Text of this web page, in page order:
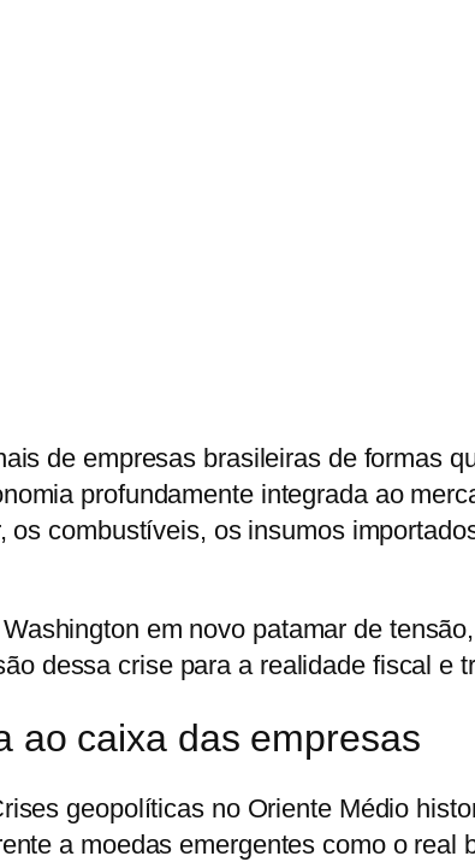
de empresas brasileiras de formas
profundamente integrada ao
combustíveis, os insumos
em novo patamar de
dessa crise para a realidade fiscal e
ao caixa das empresas
geopolíticas no Oriente Médio
a moedas emergentes como o real